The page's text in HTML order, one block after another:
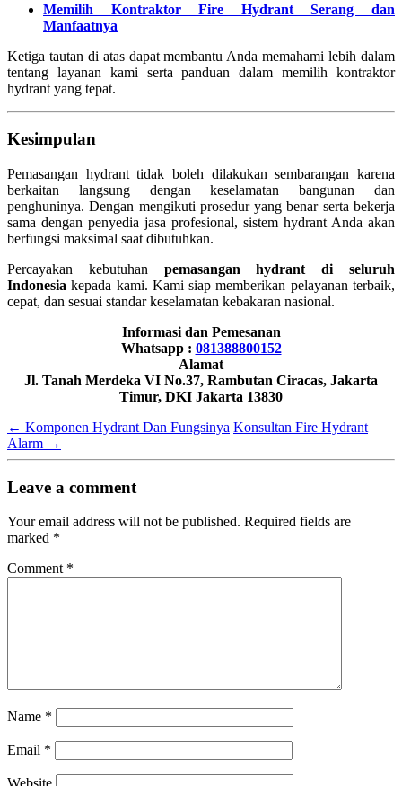
Memilih Kontraktor Fire Hydrant Serang dan
Manfaatnya
Ketiga tautan di atas dapat membantu Anda memahami lebih dalam
tentang layanan kami serta panduan dalam memilih kontraktor
hydrant yang tepat.
Kesimpulan
Pemasangan hydrant tidak boleh dilakukan sembarangan karena
berkaitan langsung dengan keselamatan bangunan dan
penghuninya. Dengan mengikuti prosedur yang benar serta bekerja
sama dengan penyedia jasa profesional, sistem hydrant Anda akan
berfungsi maksimal saat dibutuhkan.
Percayakan kebutuhan pemasangan hydrant di seluruh
Indonesia kepada kami. Kami siap memberikan pelayanan terbaik,
cepat, dan sesuai standar keselamatan kebakaran nasional.
Informasi dan Pemesanan
Whatsapp : 081388800152
Alamat
Jl. Tanah Merdeka VI No.37, Rambutan Ciracas, Jakarta
Timur, DKI Jakarta 13830
← Komponen Hydrant Dan Fungsinya Konsultan Fire Hydrant
Alarm →
Leave a comment
Your email address will not be published. Required fields are
marked *
Comment *
Name *
Email *